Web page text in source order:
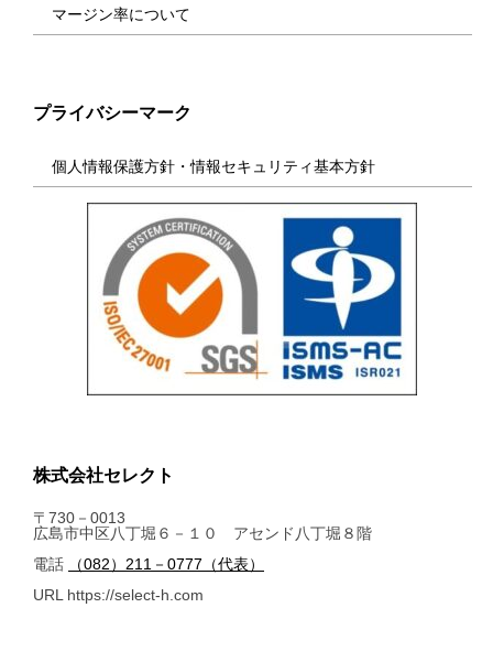
マージン率について
プライバシーマーク
個人情報保護方針・情報セキュリティ基本方針
株式会社セレクト
〒730－0013
広島市中区八丁堀６－１０ アセンド八丁堀８階
電話
（082）211－0777（代表）
URL https://select-h.com